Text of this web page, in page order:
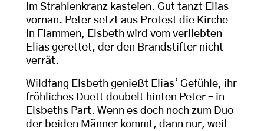
im Strahlenkranz kasteien. Gut tanzt Elias
vornan. Peter setzt aus Protest die Kirche
in Flammen, Elsbeth wird vom verliebten
Elias gerettet, der den Brandstifter nicht
verrät.
Wildfang Elsbeth genießt Elias‘ Gefühle, ihr
fröhliches Duett doubelt hinten Peter – in
Elsbeths Part. Wenn es doch noch zum Duo
der beiden Männer kommt, dann nur, weil